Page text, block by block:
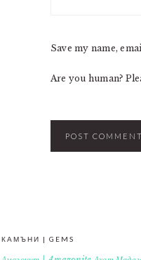
Save my name,
Are you human?
КАМЪНИ | GEMS